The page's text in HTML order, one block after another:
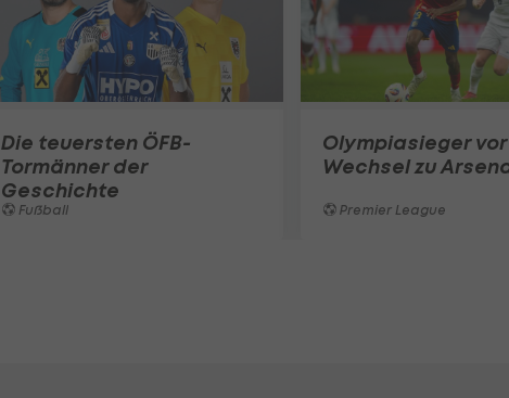
Die teuersten ÖFB-
Tormänner der
Geschichte
Fußball
Olympiasieger vor
Wechsel zu
Premier League